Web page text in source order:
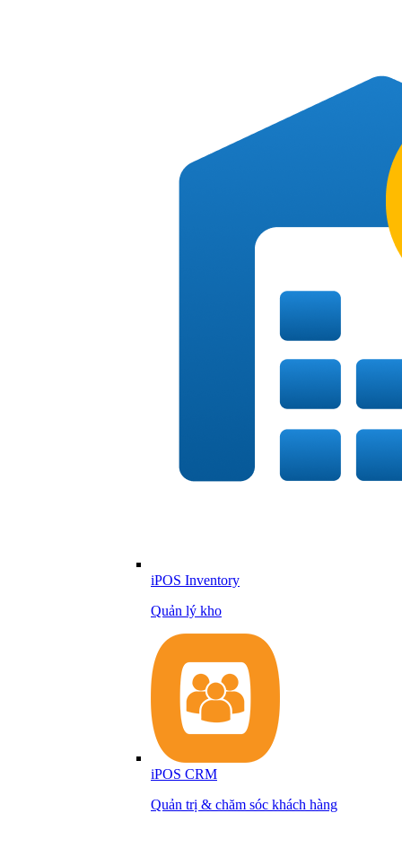
iPOS Inventory
Quản lý kho
iPOS CRM
Quản trị & chăm sóc khách hàng